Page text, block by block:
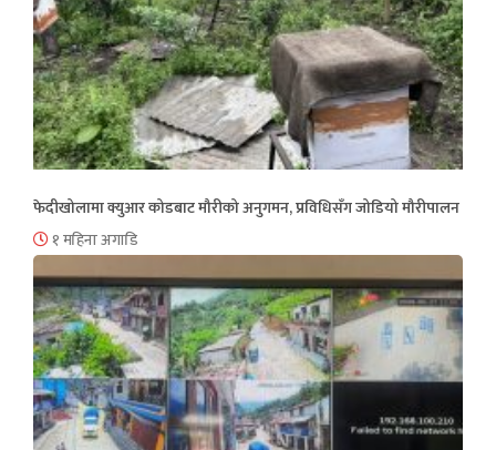
फेदीखोलामा क्युआर कोडबाट मौरीको अनुगमन, प्रविधिसँग जोडियो मौरीपालन
१ महिना अगाडि